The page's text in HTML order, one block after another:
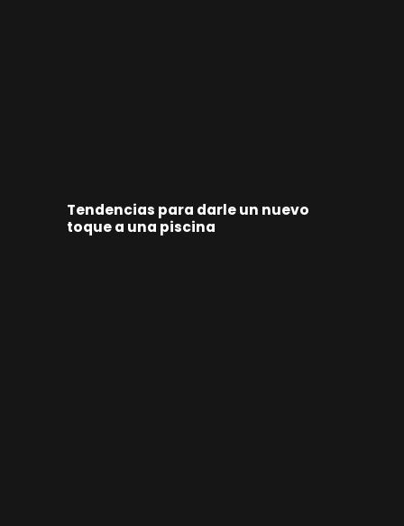
Tendencias para darle un nuevo
toque a una piscina